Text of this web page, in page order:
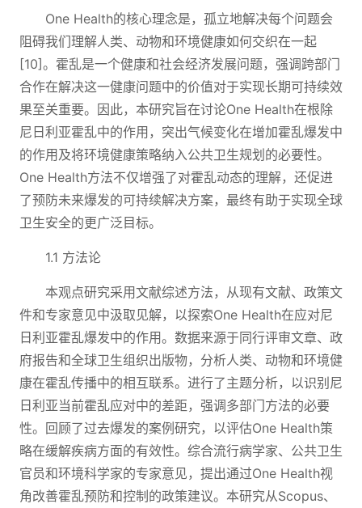
One Health的核心理念是，孤立地解决每个问题会
阻碍我们理解人类、动物和环境健康如何交织在一起
[10]。霍乱是一个健康和社会经济发展问题，强调跨部门
合作在解决这一健康问题中的价值对于实现长期可持续效
果至关重要。因此，本研究旨在讨论One Health在根除
尼日利亚霍乱中的作用，突出气候变化在增加霍乱爆发中
的作用及将环境健康策略纳入公共卫生规划的必要性。
One Health方法不仅增强了对霍乱动态的理解，还促进
了预防未来爆发的可持续解决方案，最终有助于实现全球
卫生安全的更广泛目标。
1.1 方法论
本观点研究采用文献综述方法，从现有文献、政策文
件和专家意见中汲取见解，以探索One Health在应对尼
日利亚霍乱爆发中的作用。数据来源于同行评审文章、政
府报告和全球卫生组织出版物，分析人类、动物和环境健
康在霍乱传播中的相互联系。进行了主题分析，以识别尼
日利亚当前霍乱应对中的差距，强调多部门方法的必要
性。回顾了过去爆发的案例研究，以评估One Health策
略在缓解疾病方面的有效性。综合流行病学家、公共卫生
官员和环境科学家的专家意见，提出通过One Health视
角改善霍乱预防和控制的政策建议。本研究从Scopus、